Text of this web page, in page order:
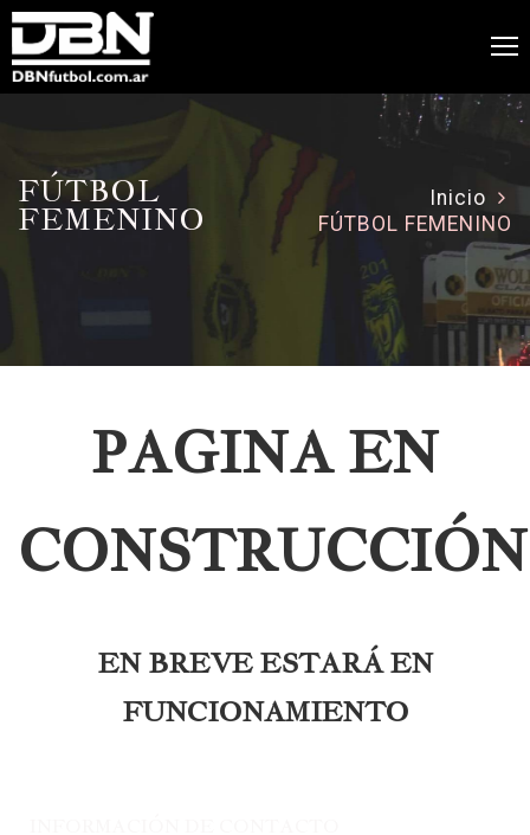
FÚTBOL
FEMENINO
Inicio
FÚTBOL FEMENINO
PAGINA EN
CONSTRUCCIÓN
EN BREVE ESTARÁ EN
FUNCIONAMIENTO